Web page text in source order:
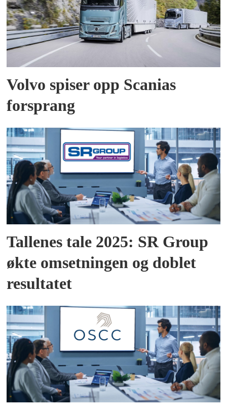
Volvo spiser opp Scanias
forsprang
Tallenes tale 2025: SR Group
økte omsetningen og doblet
resultatet